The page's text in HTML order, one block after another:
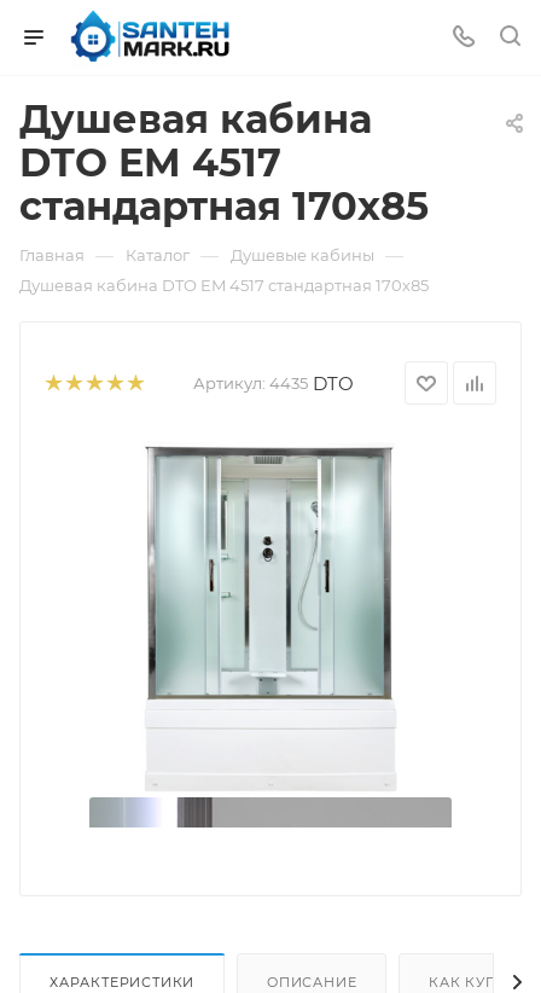
Душевая кабина
DTO EM 4517
стандартная 170х85
Главная — Каталог — Душевые кабины —
Душевая кабина DTO EM 4517 стандартная 170х85
Артикул: 4435 DTO
ХАРАКТЕРИСТИКИ ОПИСАНИЕ КАК КУПИТЬ